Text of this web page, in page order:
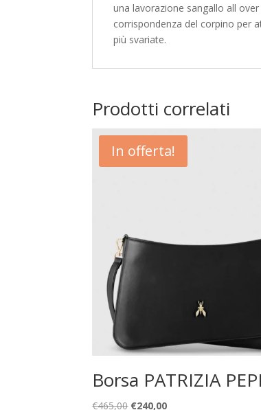
una lavorazione sangallo all
corrispondenza del corpino per
più svariate.
Prodotti correlati
In offerta!
Borsa PATRIZIA
€465,00 Il
€240,00Il